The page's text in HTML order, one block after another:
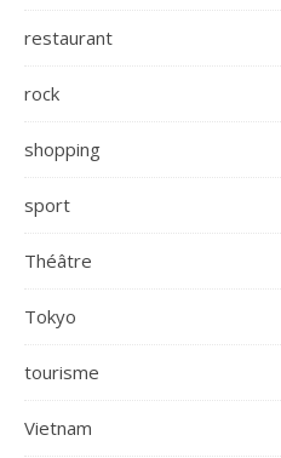
restaurant
rock
shopping
sport
Théâtre
Tokyo
tourisme
Vietnam